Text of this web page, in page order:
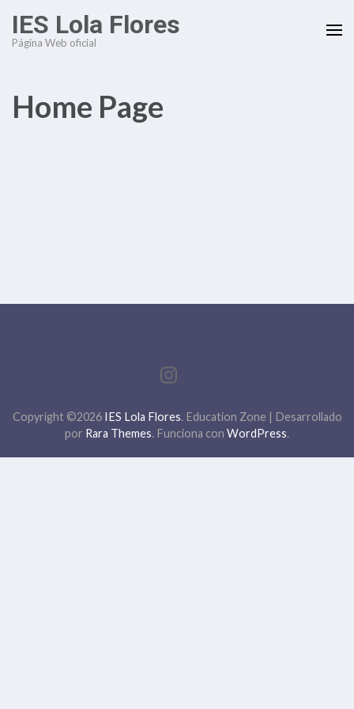
contenido
tecla
IES Lola Flores
Página Web oficial
Home Page
Copyright ©2026 IES Lola Flores. Education Zone | Desarrollado
por Rara Themes. Funciona con WordPress.